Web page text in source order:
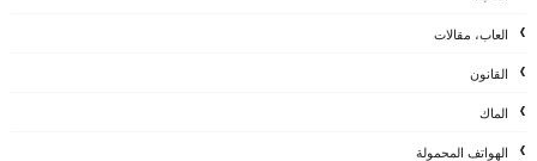
العاب، مقالات
القانون
الماك
الهواتف المحمولة